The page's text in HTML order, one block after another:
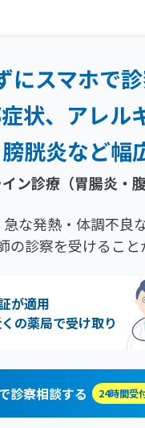
にスマホで
状、 アレル
胱炎など幅
ン診療（胃腸炎・
な発熱・体調不良
診察を受けること
が適用
の薬局で受け取り
診察相談する 24時間受